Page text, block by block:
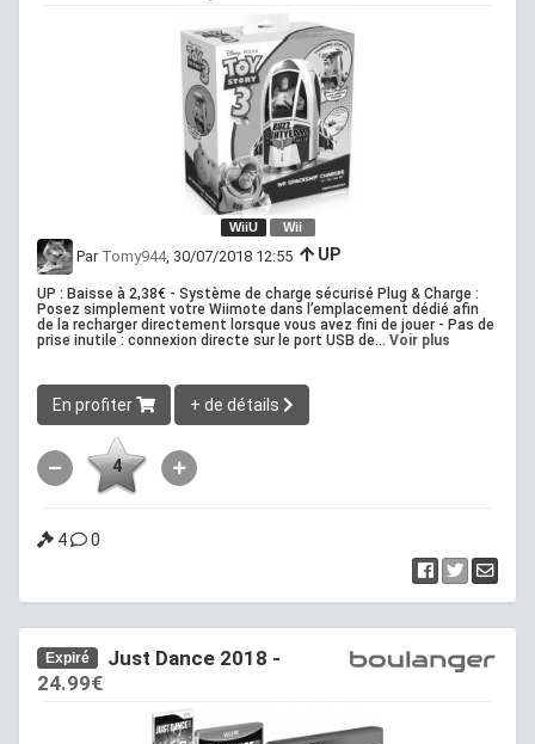
WiiU Wii
Par Tomy944, 30/07/2018 12:55 UP
UP : Baisse à 2,38€ - Système de charge sécurisé Plug & Charge :
Posez simplement votre Wiimote dans l’emplacement dédié afin
de la recharger directement lorsque vous avez fini de jouer - Pas de
prise inutile : connexion directe sur le port USB de... Voir plus
En profiter + de détails
4
4 0
Expiré
Just Dance 2018 -
24.99€